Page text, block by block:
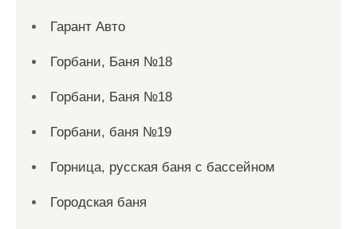
Гарант Авто
Горбани, Баня №18
Горбани, Баня №18
Горбани, баня №19
Горница, русская баня с бассейном
Городская баня